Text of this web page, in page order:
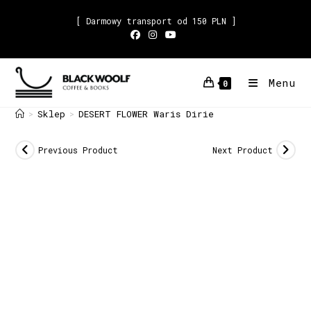
[ Darmowy transport od 150 PLN ]
0 Menu
> Sklep > DESERT FLOWER Waris Dirie
Previous Product Next Product